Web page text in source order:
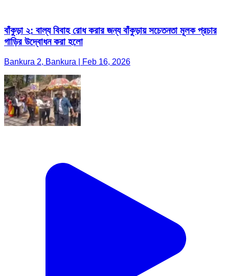
বাঁকুড়া ২: বাল্য বিবাহ রোধ করার জন্য বাঁকুড়ায় সচেতনতা মূলক প্রচার
গাড়ির উদ্বোধন করা হলো
Bankura 2, Bankura | Feb 16, 2026